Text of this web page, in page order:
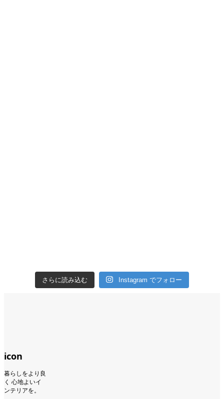
さらに読み込む Instagram でフォロー
icon
暮らしをより良
く 心地よいイ
ンテリアを。